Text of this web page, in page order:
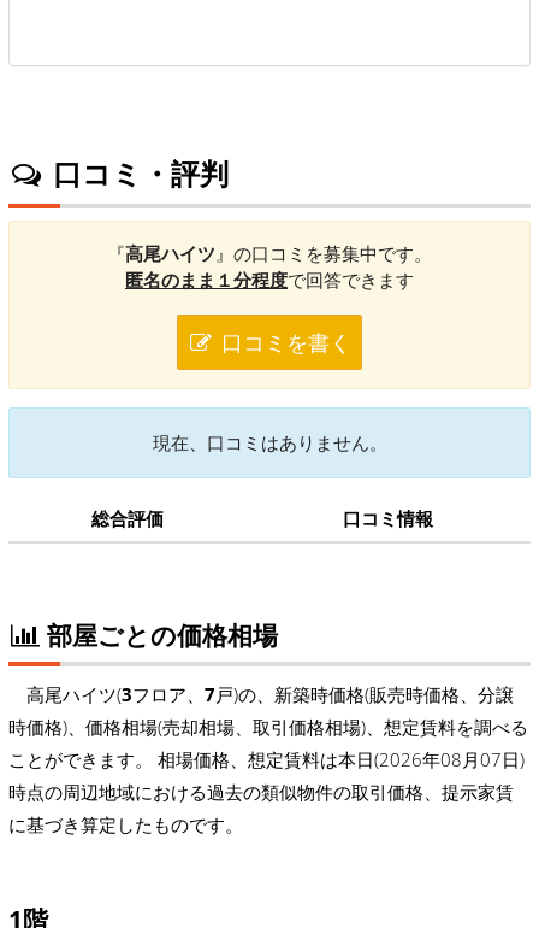
口コミ・評判
『高尾ハイツ 』の口コミを募集中です。
匿名のまま１分程度で回答できます
口コミを書く
現在、口コミはありません。
総合評価 口コミ情報
部屋ごとの価格相場
高尾ハイツ(3フロア、 7戸)の、新築時価格(販売時価格、分譲
時価格)、価格相場(売却相場、取引価格相場)、想定賃料を調べる
ことができます。 相場価格、想定賃料は本日(2026年08月07日)
時点の周辺地域における過去の類似物件の取引価格、提示家賃
に基づき算定したものです。
1階